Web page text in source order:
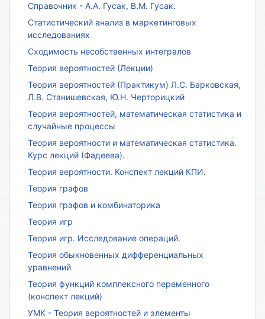
Справочник - А.А. Гусак, В.М. Гусак.
Статистический анализ в маркетинговых
исследованиях
Сходимость несобственных интегралов
Теория вероятностей (Лекции)
Теория вероятностей (Практикум) Л.С. Барковская,
Л.В. Станишевская, Ю.Н. Черторицкий
Теория вероятностей, математическая статистика и
случайные процессы
Теория вероятности и математическая статистика.
Курс лекций (Фадеева).
Теория вероятности. Конспект лекций КПИ.
Теория графов
Теория графов и комбинаторика
Теория игр
Теория игр. Исследование операций.
Теория обыкновенных дифференциальных
уравнений
Теория функций комплексного переменного
(конспект лекций)
УМК - Теория вероятностей и элементы